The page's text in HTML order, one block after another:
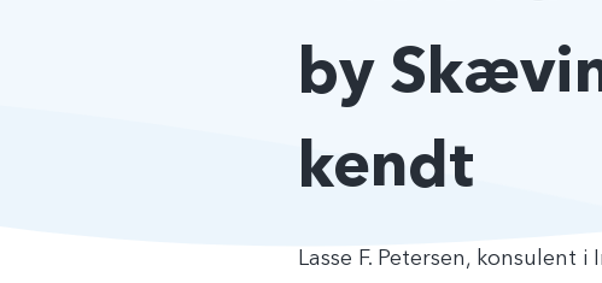
by
kendt
Lasse F. Petersen,